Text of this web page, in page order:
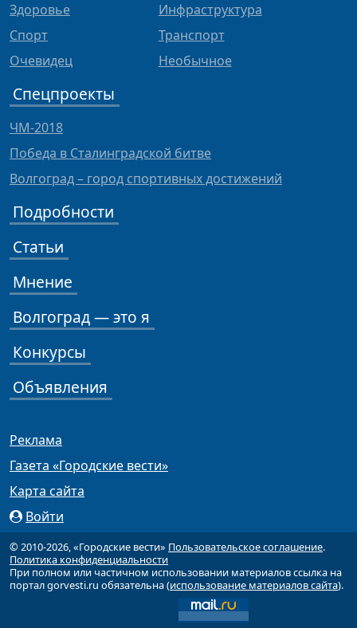
Здоровье
Спорт
Очевидец
Инфраструктура
Транспорт
Необычное
Спецпроекты
ЧМ-2018
Победа в Сталинградской битве
Волгоград – город спортивных достижений
Подробности
Статьи
Мнение
Волгоград — это я
Конкурсы
Объявления
Реклама
Газета «Городские вести»
Карта сайта
Войти
© 2010-2026, «Городские вести» Пользовательское соглашение.
Политика конфиденциальности
При полном или частичном использовании материалов ссылка на
портал gorvesti.ru обязательна (использование материалов сайта).